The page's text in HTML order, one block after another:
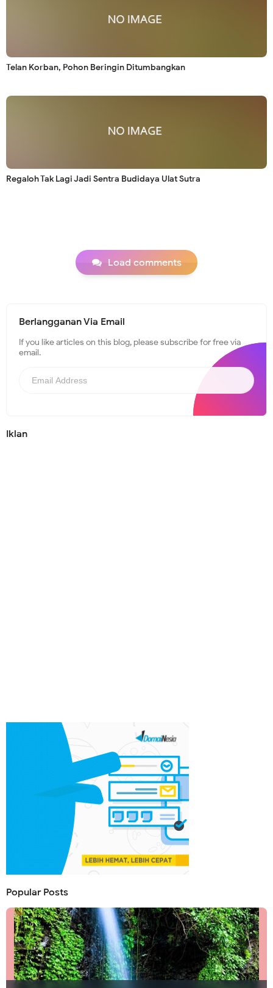
Telan Korban, Pohon Beringin Ditumbangkan
Regaloh Tak Lagi Jadi Sentra Budidaya Ulat Sutra
Load comments
Berlangganan Via Email
If you like articles on this blog, please subscribe for free via
email.
Iklan
Popular Posts